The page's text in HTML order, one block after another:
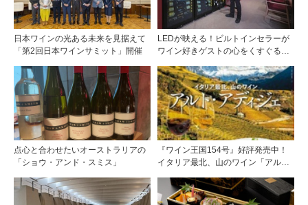
日本ワインの光ある未来を見据えて
「第2回日本ワインサミット」開催
LEDが映える！ビルトインセラーが
ワイン好きゲストの心をくすぐる
点心と合わせたいオーストラリアの
「ショウ・アンド・スミス」
『ワイン王国154号』好評発売中！
イタリア最北、山のワイン「アル
エが偏愛するシャンパーニュ」第二
特集「この夏の主役！ ナチュラルな